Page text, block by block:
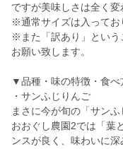
ですが美味しさは全く
※通常サイズは入ってお
※また「訳あり」という
お願い致します。
▼品種・味の特徴・食べ
・サンふじりんご
まさに今が旬の「サンふ
おおぐし農園2では「葉
ンスが良く、味わいに